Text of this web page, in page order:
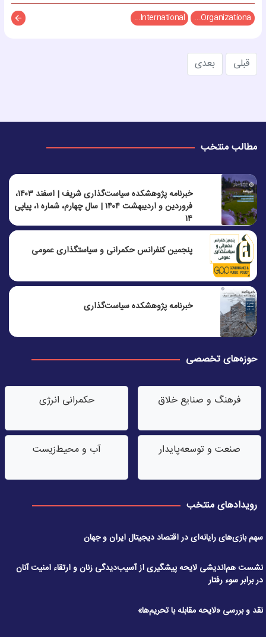
Organizationa...
International...
قبلی بعدی
مطالب منتخب
خبرنامه پژوهشکده سیاست‌گذاری شریف | اسفند ۱۴۰۳،
فروردین و اردیبهشت ۱۴۰۴ | سال چهارم، شماره ۱، پیاپی
۱۴
پنجمين كنفرانس حكمرانی و سياستگذاری عمومی
خبرنامه پژوهشکده سیاست‌گذاری
حوزه‌های تخصصی
فرهنگ و صنایع خلاق حکمرانی انرژی
صنعت‌ و توسعه‌پایدار آب‌ و محیط‌زیست
رویدادهای منتخب
سهم بازی‌های رایانه‌ای در اقتصاد دیجیتال ایران و جهان
نشست هم‌اندیشی لایحه پیشگیری از آسیب‌دیدگی زنان و ارتقاء امنیت آنان
در برابر سوء رفتار
نقد و بررسی «لایحه مقابله با تحریم‌ها»